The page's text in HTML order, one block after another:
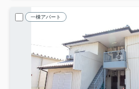
一棟アパート